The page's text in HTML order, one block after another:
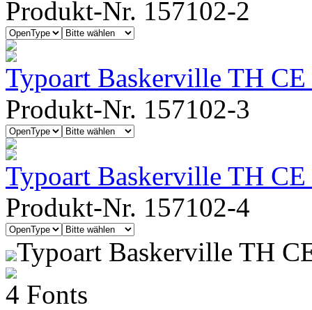
Produkt-Nr. 157102-2
Typoart Baskerville TH
Produkt-Nr. 157102-3
Typoart Baskerville TH
Produkt-Nr. 157102-4
Typoart Baskerville TH
4 Fonts